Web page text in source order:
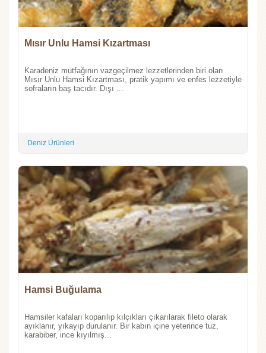
Mısır Unlu Hamsi Kızartması
Karadeniz mutfağının vazgeçilmez lezzetlerinden biri olan
Mısır Unlu Hamsi Kızartması, pratik yapımı ve enfes lezzetiyle
sofraların baş tacıdır. Dışı ...
Deniz Ürünleri
Hamsi Buğulama
Hamsiler kafaları koparılıp kılçıkları çıkarılarak fileto olarak
ayıklanır, yıkayıp durulanır. Bir kabın içine yeterince tuz,
karabiber, ince kıyılmış...